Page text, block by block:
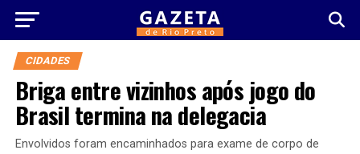
CIDADES
Briga entre vizinhos após jogo do
Brasil termina na delegacia
Envolvidos foram encaminhados para exame de corpo de